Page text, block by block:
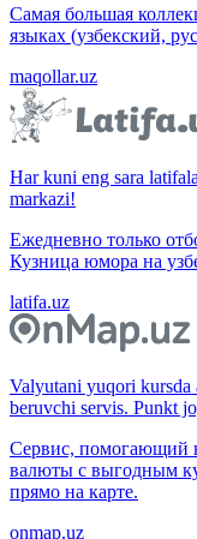
Самая большая
языках (узбекский,
maqollar.uz
Har kuni eng sara
markazi!
Ежедневно только
Кузница юмора на
latifa.uz
Valyutani yuqori
beruvchi servis. Punkt
Сервис, помогающий
валюты с выгодным
прямо на карте.
onmap.uz